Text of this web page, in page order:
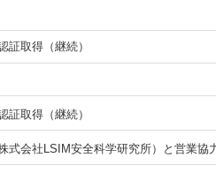
取得（継続）
取得（継続）
会社LSIM安全科学研究所）と営業協